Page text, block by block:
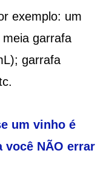
exemplo: um
garrafa
garrafa
um vinho é
você NÃO errar